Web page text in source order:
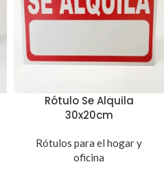
Rótulo Se Alquila
30x20cm
Rótulos para el hogar y
oficina